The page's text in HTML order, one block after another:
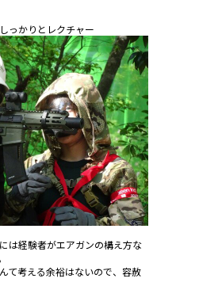
っかりとレクチャー
は経験者がエアガンの構え方な
て考える余裕はないので、容赦